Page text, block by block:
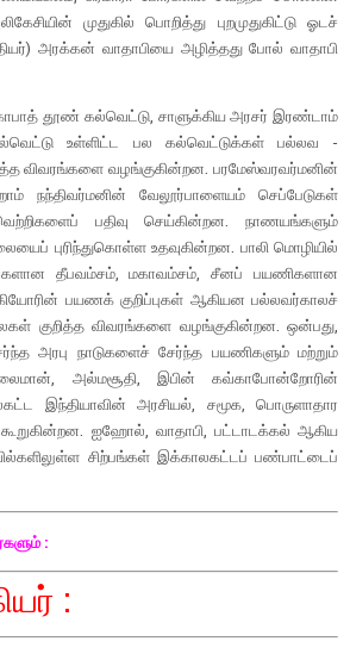
முதுகில் பொறித்து புறமுதுகிட்டு ஓடச்
அரக்கன் வாதாபியை அழித்தது போல் வாதாபி
தூண் கல்வெட்டு, சாளுக்கிய அரசர் இரண்டாம்
உள்ளிட்ட பல கல்வெட்டுக்கள் பல்லவ -
விவரங்களை வழங்குகின்றன. பரமேஸ்வரவர்மனின்
நந்திவர்மனின் வேலூர்பாளையம் செப்பேடுகள்
பதிவு செய்கின்றன. நாணயங்களும்
புரிந்துகொள்ள உதவுகின்றன. பாலி மொழியில்
தீபவம்சம், மகாவம்சம், சீனப் பயணிகளான
பயணக் குறிப்புகள் ஆகியன பல்லவர்காலச்
குறித்த விவரங்களை வழங்குகின்றன. ஒன்பது,
அரபு நாடுகளைச் சேர்ந்த பயணிகளும் மற்றும்
அல்மசூதி, இபின் கவ்காபோன்றோரின்
இந்தியாவின் அரசியல், சமூக, பொருளாதார
கூறுகின்றன. ஐஹோல், வாதாபி, பட்டாடக்கல் ஆகிய
சிற்பங்கள் இக்காலகட்டப் பண்பாட்டைப்
:
: